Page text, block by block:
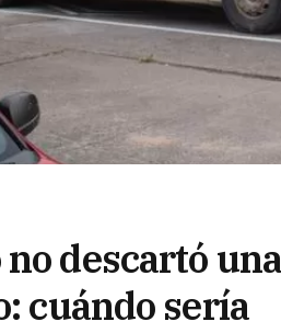
descartó
cuándo sería